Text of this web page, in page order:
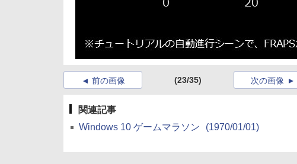
前の画像 (23/35) 次の画像
関連記事
Windows 10 ゲームマラソン
(1970/01/01)